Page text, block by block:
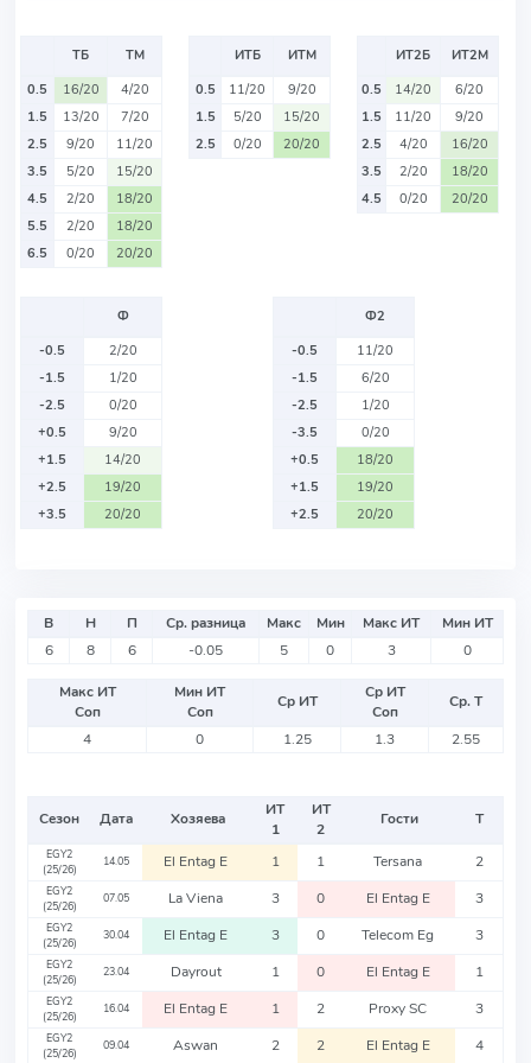
ТБ
ТМ
0.5
16/20
4/20
1.5
13/20
7/20
2.5
9/20
11/20
3.5
5/20
15/20
4.5
2/20
18/20
5.5
2/20
18/20
6.5
0/20 20/20
ИТБ
ИТМ
0.5
11/20
9/20
1.5
5/20
15/20
2.5
0/20 20/20
ИТ2Б
ИТ2М
0.5
14/20
6/20
1.5
11/20
9/20
2.5
4/20
16/20
3.5
2/20
18/20
4.5
0/20 20/20
Ф
-0.5
2/20
-1.5
1/20
-2.5
0/20
+0.5
9/20
+1.5
14/20
+2.5
19/20
+3.5
20/20
Ф2
-0.5
11/20
-1.5
6/20
-2.5
1/20
-3.5
0/20
+0.5
18/20
+1.5
19/20
+2.5
20/20
В Н П Ср. разница Макс Мин Макс ИТ
Мин ИТ
6
8 6 -0.05 5 0 3 0
Макс ИТ
Соп
Мин ИТ
Соп
Ср ИТ
Ср ИТ
Соп
Ср. Т
4
0 1.25 1.3 2.55
Сезон Дата Хозяева
ИТ
1
ИТ
2
Гости Т
EGY2
(25/26)
14.05 El Entag E 1 1 Tersana 2
EGY2
(25/26)
07.05 La Viena 3 0 El Entag E 3
EGY2
(25/26)
30.04 El Entag E 3 0 Telecom Eg 3
EGY2
(25/26)
23.04 Dayrout 1 0 El Entag E 1
EGY2
(25/26)
16.04 El Entag E 1 2 Proxy SC 3
EGY2
(25/26)
09.04 Aswan 2 2 El Entag E 4